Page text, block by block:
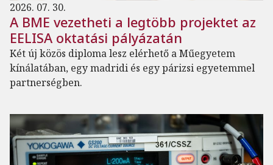
2026. 07. 30.
A BME vezetheti a legtöbb projektet az
EELISA oktatási pályázatán
Két új közös diploma lesz elérhető a Műegyetem
kínálatában, egy madridi és egy párizsi egyetemmel
partnerségben.